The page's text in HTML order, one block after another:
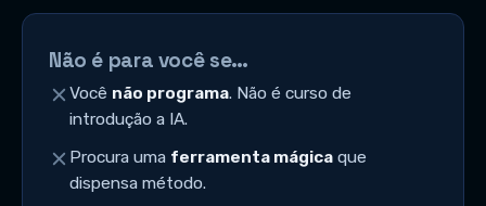
Não é para você se…
Você não programa. Não é curso de
introdução a IA.
Procura uma ferramenta mágica que
dispensa método.